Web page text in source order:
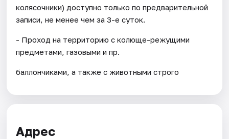
колясочники) доступно только по предварительной
записи, не менее чем за 3-е суток.
- Проход на территорию с колюще-режущими
предметами, газовыми и пр.
баллончиками, а также с животными строго
Адрес